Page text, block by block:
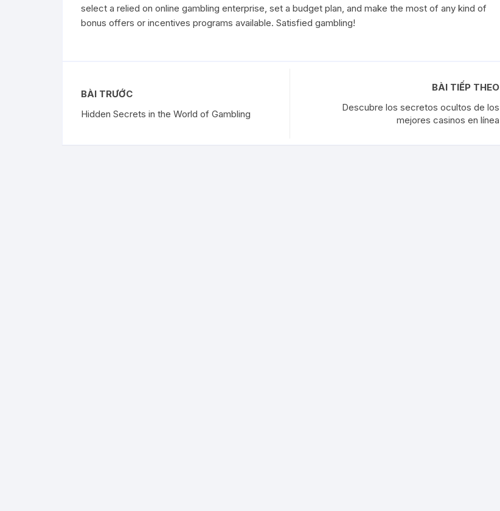
select a relied on online gambling enterprise, set a budget plan, and make the most of any kind of
bonus offers or incentives programs available. Satisfied gambling!
BÀI TRƯỚC
Hidden Secrets in the World of Gambling
BÀI TIẾP THEO
Descubre los secretos ocultos de los
mejores casinos en línea